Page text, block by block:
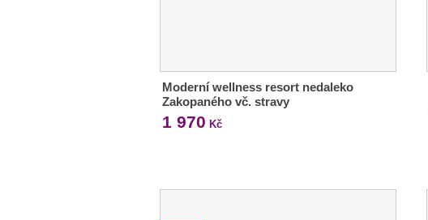
Moderní wellness resort nedaleko
Zakopaného vč. stravy
1 970 Kč